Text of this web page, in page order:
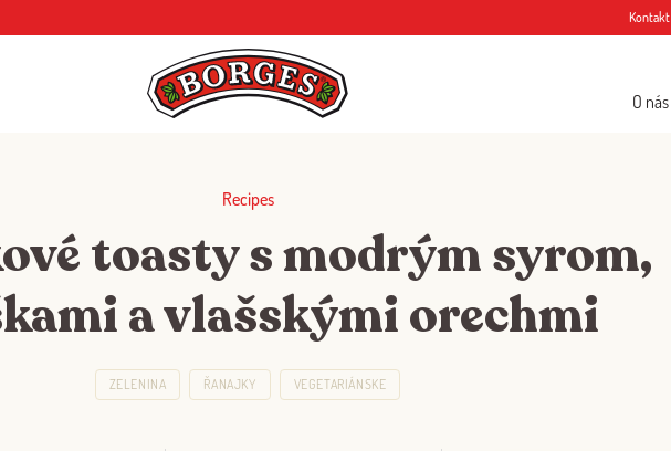
Kontakt
O nás
Recipes
toasty s modrým syrom,
a vlašskými orechmi
ZELENINA ŘANAJKY VEGETARIÁNSKE